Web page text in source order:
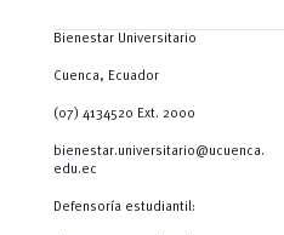
Bienestar Universitario
Cuenca, Ecuador
(07) 4134520 Ext. 2000
bienestar.universitario@ucuenca.
edu.ec
Defensoría estudiantil: